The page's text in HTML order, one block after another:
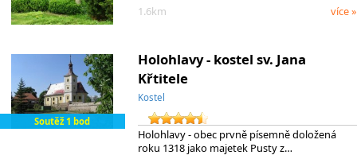
1.6km
více »
Soutěž 1 bod
Holohlavy - kostel sv. Jana
Křtitele
Kostel
Holohlavy - obec prvně písemně doložená
roku 1318 jako majetek Pusty z…